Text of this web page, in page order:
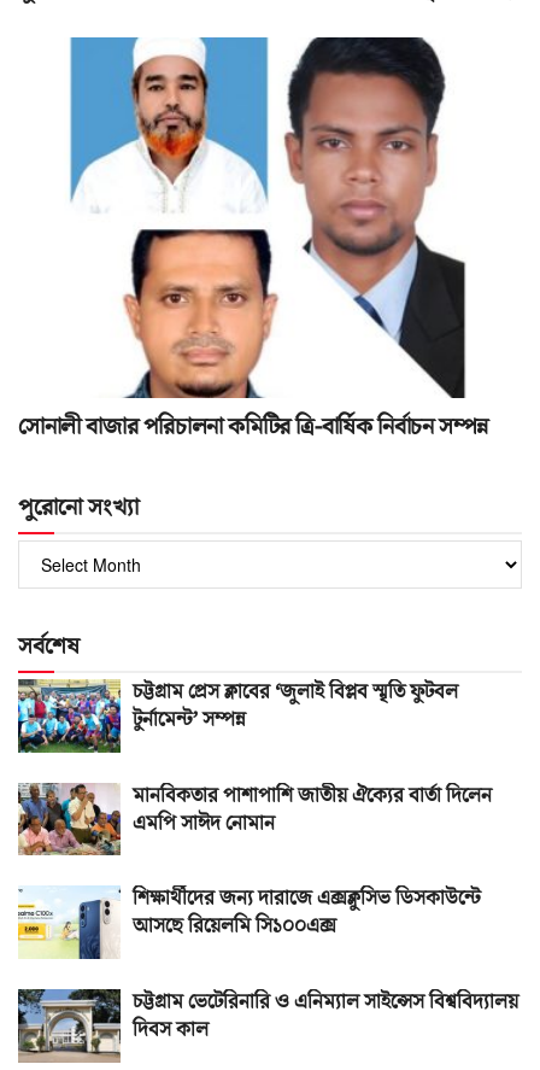
সোনালী বাজার পরিচালনা কমিটির ত্রি-বার্ষিক নির্বাচন সম্পন্ন
পুরোনো সংখ্যা
সংখ্যা
সর্বশেষ
চট্টগ্রাম প্রেস ক্লাবের ‘জুলাই বিপ্লব স্মৃতি ফুটবল
টুর্নামেন্ট’ সম্পন্ন
মানবিকতার পাশাপাশি জাতীয় ঐক্যের বার্তা দিলেন
এমপি সাঈদ নোমান
শিক্ষার্থীদের জন্য দারাজে এক্সক্লুসিভ ডিসকাউন্টে
আসছে রিয়েলমি সি১০০এক্স
চট্টগ্রাম ভেটেরিনারি ও এনিম্যাল সাইন্সেস বিশ্ববিদ্যালয়
দিবস কাল